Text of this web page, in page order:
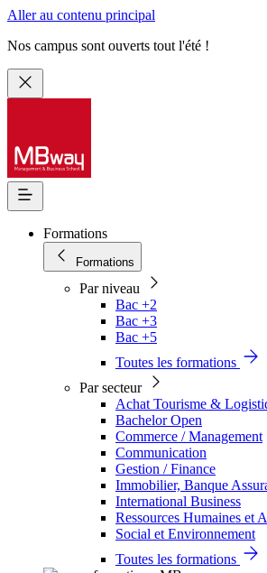
Aller au contenu principal
Nos campus sont ouverts tout l'été !
Formations
Formations
Par niveau
Bac +2
Bac +3
Bac +5
Toutes les formations
Par secteur
Achat Tourisme &
Bachelor Open
Commerce / Management
Communication
Gestion / Finance
Immobilier, Banque
International Business
Ressources Humaines et
Social et Environnement
Toutes les formations